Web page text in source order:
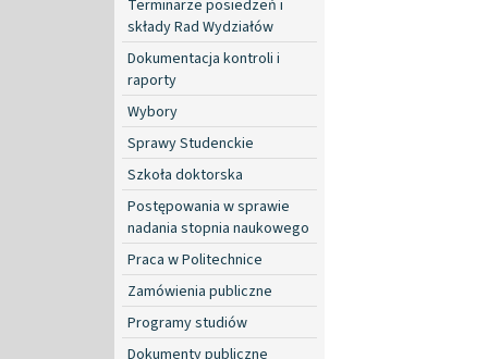
Terminarze posiedzeń i
składy Rad Wydziałów
Dokumentacja kontroli i
raporty
Wybory
Sprawy Studenckie
Szkoła doktorska
Postępowania w sprawie
nadania stopnia naukowego
Praca w Politechnice
Zamówienia publiczne
Programy studiów
Dokumenty publiczne